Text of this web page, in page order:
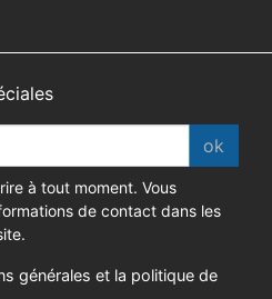
ok
à tout moment. Vous
de contact dans les
générales et la politique de